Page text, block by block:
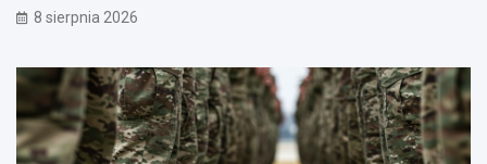
8 sierpnia 2026